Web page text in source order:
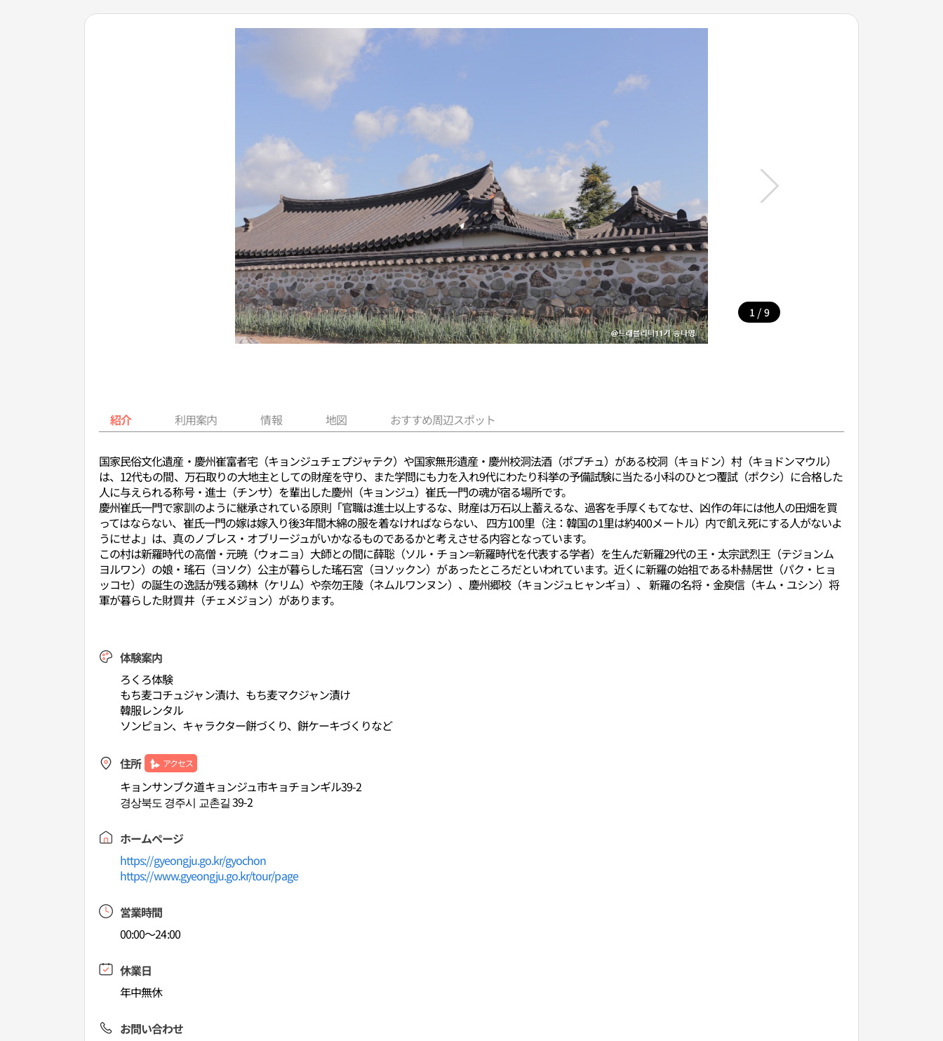
1 / 9
紹介 利用案内 情報 地図 おすすめ周辺スポット
国家民俗文化遺産・慶州崔富者宅（キョンジュチェプジャテク）や国家無形遺産・慶州校洞法酒（ポプチュ）がある校洞（キョドン）村（キョドンマウル）
は、12代もの間、万石取りの大地主としての財産を守り、また学問にも力を入れ9代にわたり科挙の予備試験に当たる小科のひとつ覆試（ポクシ）に合格した
人に与えられる称号・進士（チンサ）を輩出した慶州（キョンジュ）崔氏一門の魂が宿る場所です。
慶州崔氏一門で家訓のように継承されている原則「官職は進士以上するな、財産は万石以上蓄えるな、過客を手厚くもてなせ、凶作の年には他人の田畑を買
ってはならない、崔氏一門の嫁は嫁入り後3年間木綿の服を着なければならない、 四方100里（注：韓国の1里は約400メートル）内で飢え死にする人がないよ
うにせよ」は、真のノブレス・オブリージュがいかなるものであるかと考えさせる内容となっています。
この村は新羅時代の高僧・元暁（ウォニョ）大師との間に薛聡（ソル・チョン=新羅時代を代表する学者）を生んだ新羅29代の王・太宗武烈王（テジョンム
ヨルワン）の娘・瑤石（ヨソク）公主が暮らした瑤石宮（ヨソックン）があったところだといわれています。近くに新羅の始祖である朴赫居世（パク・ヒョ
ッコセ）の誕生の逸話が残る鶏林（ケリム）や奈勿王陵（ネムルワンヌン）、慶州郷校（キョンジュヒャンギョ）、 新羅の名将・金庾信（キム・ユシン）将
軍が暮らした財買井（チェメジョン）があります。
体験案内
ろくろ体験
もち麦コチュジャン漬け、もち麦マクジャン漬け
韓服レンタル
ソンピョン、キャラクター餅づくり、餅ケーキづくりなど
住所 アクセス
キョンサンブク道キョンジュ市キョチョンギル39-2
경상북도 경주시 교촌길 39-2
ホームページ
https://gyeongju.go.kr/gyochon
https://www.gyeongju.go.kr/tour/page
営業時間
00:00～24:00
休業日
年中無休
お問い合わせ